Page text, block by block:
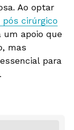
Ao optar
cirúrgico
apoio que
mas
para